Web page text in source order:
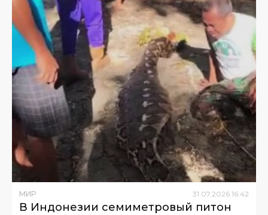
МИР 31.07.2026 16:42
В Индонезии семиметровый питон